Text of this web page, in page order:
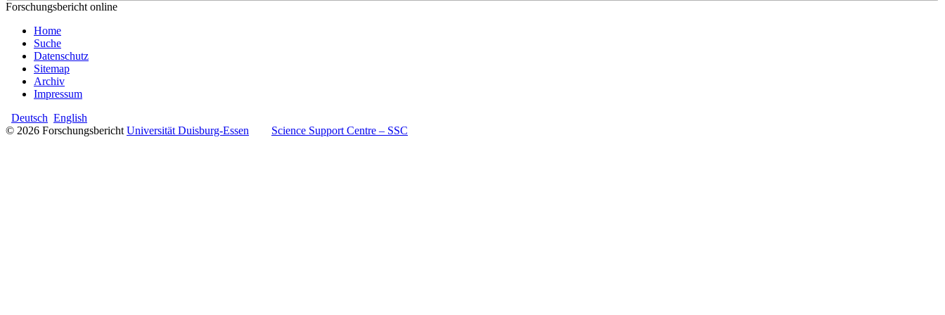
Forschungsbericht online
Home
Suche
Datenschutz
Sitemap
Archiv
Impressum
Deutsch English
© 2026 ForschungsberichtUniversität Duisburg-Essen Science Support Centre – SSC